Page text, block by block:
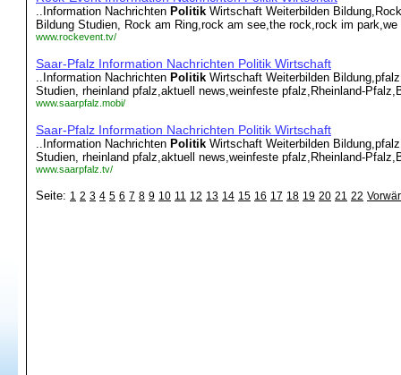
..Information Nachrichten Politik Wirtschaft Weiterbilden
Bildung Studien, Rock am Ring,rock am see,the rock,rock im
www.rockevent.tv/
Saar-Pfalz Information Nachrichten Politik Wirtschaft
..Information Nachrichten Politik Wirtschaft Weiterbilden
Studien, rheinland pfalz,aktuell news,weinfeste pfalz,Rheinland-
www.saarpfalz.mobi/
Saar-Pfalz Information Nachrichten Politik Wirtschaft
..Information Nachrichten Politik Wirtschaft Weiterbilden
Studien, rheinland pfalz,aktuell news,weinfeste pfalz,Rheinland-
www.saarpfalz.tv/
Seite: 1 2 3 4 5 6 7 8 9 10 11 12 13 14 15 16 17 18 19 20 21 22